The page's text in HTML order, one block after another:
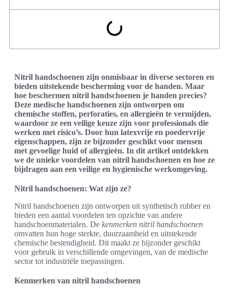
Nitril handschoenen zijn onmisbaar in diverse sectoren en
bieden uitstekende bescherming voor de handen. Maar
hoe beschermen nitril handschoenen je handen precies?
Deze medische handschoenen zijn ontworpen om
chemische stoffen, perforaties, en allergieën te vermijden,
waardoor ze een veilige keuze zijn voor professionals die
werken met risico’s. Door hun latexvrije en poedervrije
eigenschappen, zijn ze bijzonder geschikt voor mensen
met gevoelige huid of allergieën. In dit artikel ontdekken
we de unieke voordelen van nitril handschoenen en hoe ze
bijdragen aan een veilige en hygienische werkomgeving.
Nitril handschoenen: Wat zijn ze?
Nitril handschoenen zijn ontworpen uit synthetisch rubber en
bieden een aantal voordelen ten opzichte van andere
handschoenmaterialen. De kenmerken nitril handschoenen
omvatten hun hoge sterkte, duurzaamheid en uitstekende
chemische bestendigheid. Dit maakt ze bijzonder geschikt
voor gebruik in verschillende omgevingen, van de medische
sector tot industriële toepassingen.
Kenmerken van nitril handschoenen